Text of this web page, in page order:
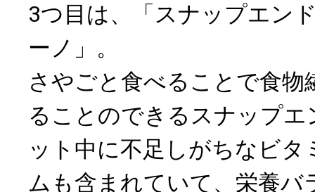
3つ目は、「スナップエン
ーノ」。
さやごと食べることで食物
ることのできるスナップ
ット中に不足しがちなビタ
ムも含まれていて、栄養バ